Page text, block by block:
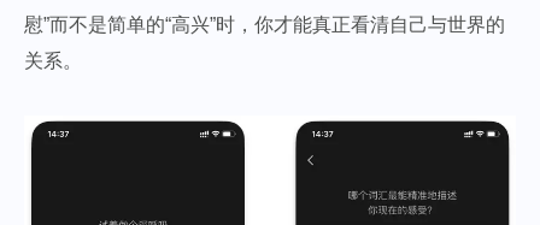
慰”而不是简单的“高兴”时，你才能真正看清自己与世界的
关系。